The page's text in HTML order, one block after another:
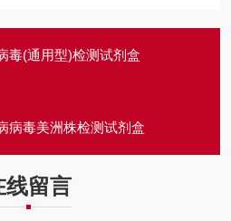
毒(通用型)检测试剂盒
病毒美洲株检测试剂盒
线留言